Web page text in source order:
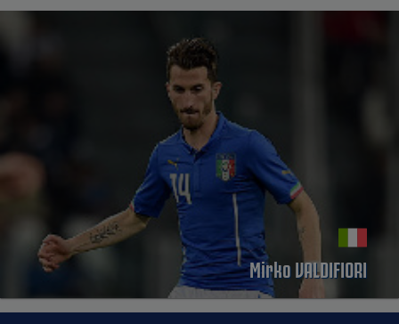
Mirko VALDIFIORI
PERFIL